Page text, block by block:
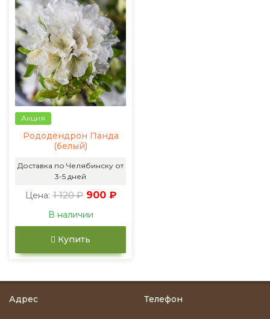
Акция
Рододендрон Панда
(белый)
Доставка по Челябинску от
3-5 дней
Цена: 1 120 ₽ 900 ₽
В наличии
Купить
Адрес Телефон